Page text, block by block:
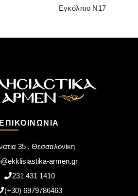
READ MORE
Εγκόλπιο Ν17
ΕΠΙΚΟΙΝΩΝΊΑ
35 , Θεσσαλονίκη
armen.gr
231 431 1410
(+30) 6979786463